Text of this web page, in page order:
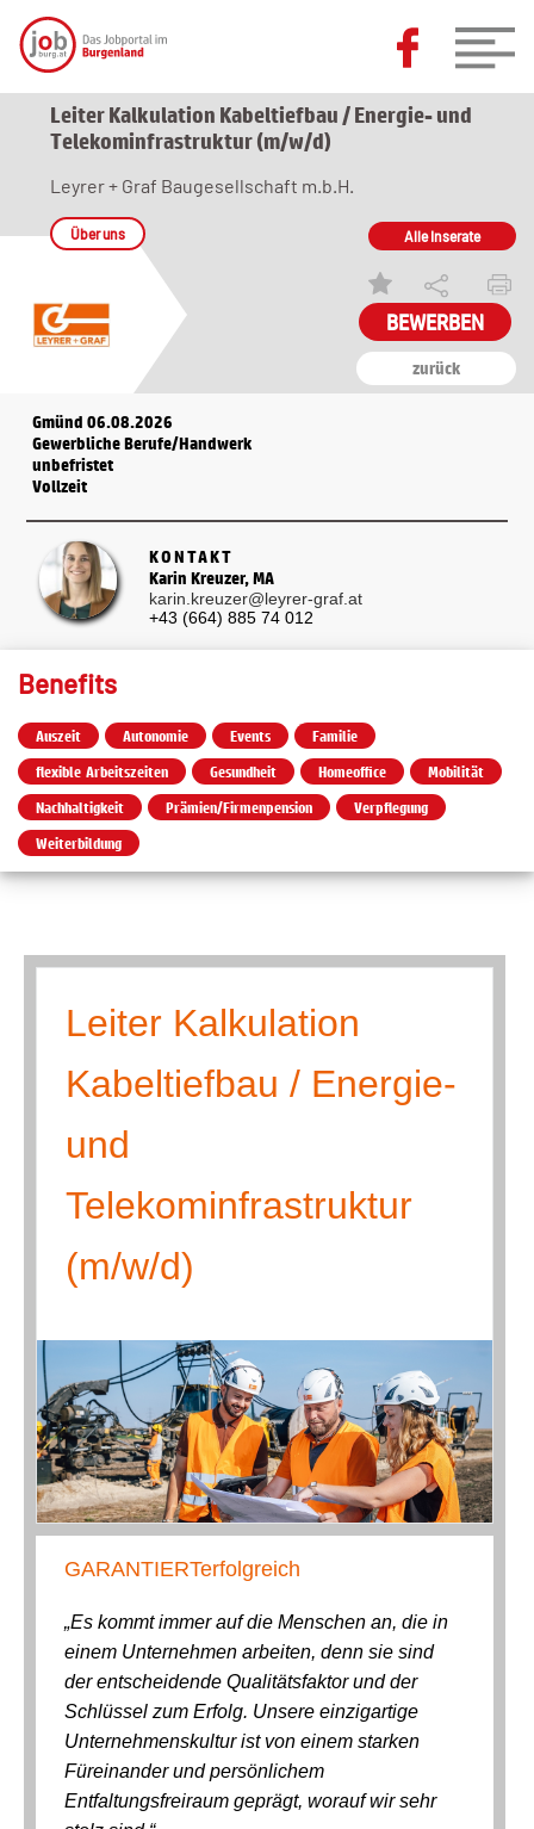
Leiter Kalkulation Kabeltiefbau / Energie- und
Telekominfrastruktur (m/w/d)
zurück
Leyrer + Graf Baugesellschaft m.b.H.
Über uns Alle Inserate
Gmünd 06.08.2026
Gewerbliche Berufe/Handwerk
unbefristet
Vollzeit
KONTAKT
Karin Kreuzer, MA
karin.kreuzer@leyrer-graf.at
+43 (664) 885 74 012
Benefits
Auszeit Autonomie Events
Familie
flexible Arbeitszeiten
Gesundheit Homeoffice
Mobilität
Nachhaltigkeit
Prämien/Firmenpension
Verpflegung
Weiterbildung